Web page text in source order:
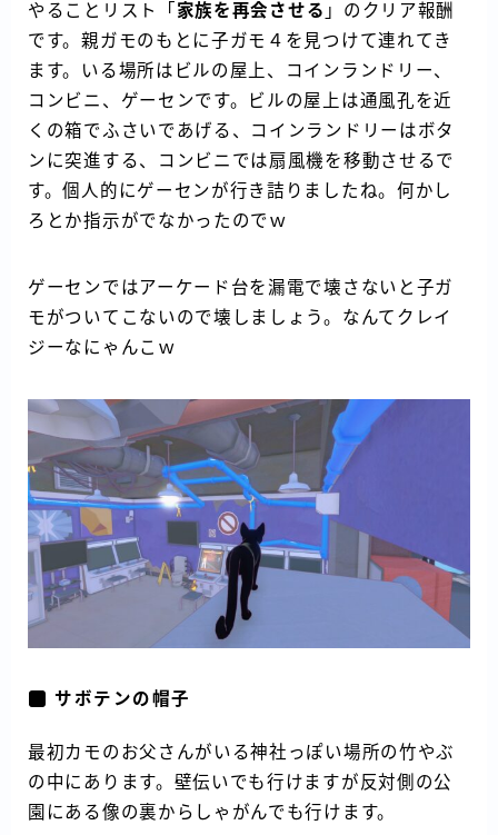
やることリスト「 家族を再会させる 」のクリア報酬
です。親ガモのもとに子ガモ４を見つけて連れてき
ます。いる場所はビルの屋上、コインランドリー、
コンビニ、ゲーセンです。ビルの屋上は通風孔を近
くの箱でふさいであげる、コインランドリーはボタ
ンに突進する、コンビニでは扇風機を移動させるで
す。個人的にゲーセンが行き詰りましたね。何かし
ろとか指示がでなかったのでｗ
ゲーセンではアーケード台を漏電で壊さないと子ガ
モがついてこないので壊しましょう。なんてクレイ
ジーなにゃんこｗ
サボテンの帽子
最初カモのお父さんがいる神社っぽい場所の竹やぶ
の中にあります。壁伝いでも行けますが反対側の公
園にある像の裏からしゃがんでも行けます。